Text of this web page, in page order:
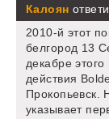
Калоян
2010-й этот
белгород 13
декабре
действия
Прокопьевск.
указывает